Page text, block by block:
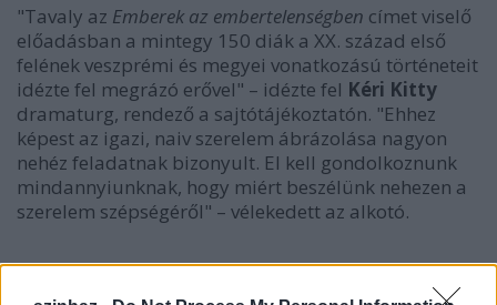
"Tavaly az Emberek az embertelenségben címet viselő
előadásban a mintegy 150 diák a XX. század első
felének veszprémi és megyei vonatkozású történeteit
idézte fel megrázó erővel" – idézte fel Kéri Kitty
dramaturg, rendező a sajtótájékoztatón. "Ehhez
képest az igazi, naiv szerelem ábrázolása nagyon
nehéz feladatnak bizonyult. El kell gondolkoznunk
mindannyiunknak, hogy miért beszélünk nehezen a
szerelem szépségéről" – vélekedett az alkotó.